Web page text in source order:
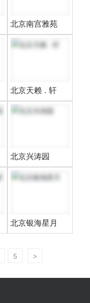
北京南宫雅苑
北京天赖 . 轩
北京兴涛园
北京银海星月
5 >